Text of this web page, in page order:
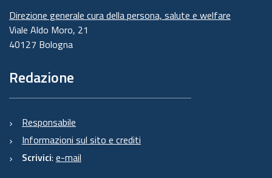
Direzione generale cura della persona, salute e welfare
Viale Aldo Moro, 21
40127 Bologna
Redazione
Responsabile
Informazioni sul sito e crediti
Scrivici: e-mail